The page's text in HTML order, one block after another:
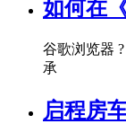
如何在
谷歌浏览器
承
启程房